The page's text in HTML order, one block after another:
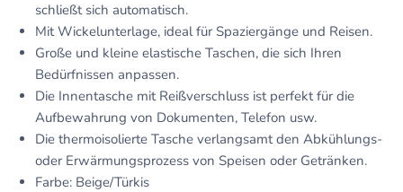
schließt sich automatisch.
Mit Wickelunterlage, ideal für Spaziergänge und Reisen.
Große und kleine elastische Taschen, die sich Ihren
Bedürfnissen anpassen.
Die Innentasche mit Reißverschluss ist perfekt für die
Aufbewahrung von Dokumenten, Telefon usw.
Die thermoisolierte Tasche verlangsamt den Abkühlungs-
oder Erwärmungsprozess von Speisen oder Getränken.
Farbe: Beige/Türkis